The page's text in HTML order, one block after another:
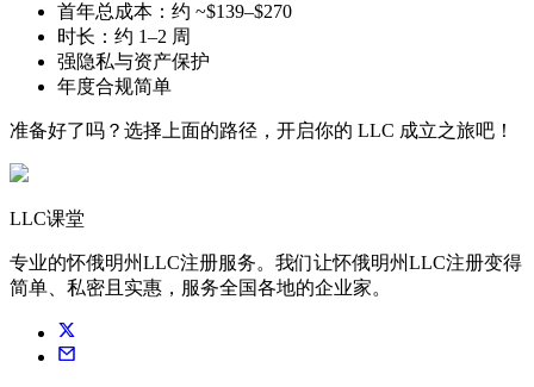
首年总成本：约 ~$139–$270
时长：约 1–2 周
强隐私与资产保护
年度合规简单
准备好了吗？选择上面的路径，开启你的 LLC 成立之旅吧！
LLC课堂
专业的怀俄明州LLC注册服务。我们让怀俄明州LLC注册变得
简单、私密且实惠，服务全国各地的企业家。